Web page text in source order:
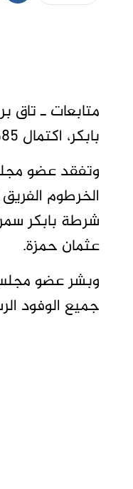
متابعات ـ تاق
بابكر، اكتمال 85% من إعادة تأهيل مطار الخرطوم.
وتفقد عضو
الخرطوم
شرطة بابكر
عثمان حمزة.
وبشر عضو مجلس
جميع الوفود